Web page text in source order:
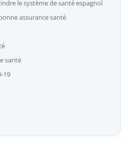
le système de santé espagnol
assurance santé
santé
19